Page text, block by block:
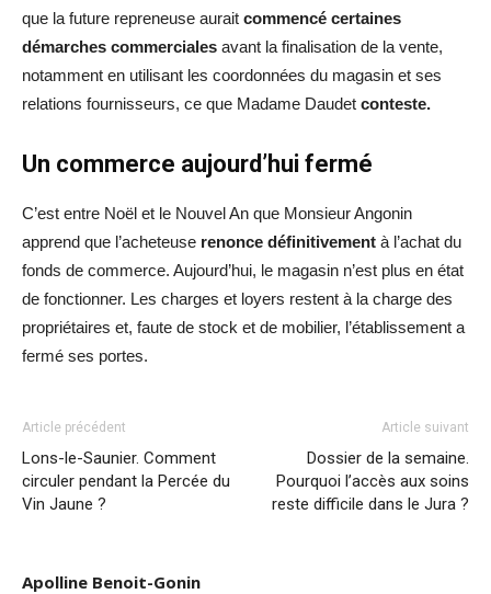
que la future repreneuse aurait commencé certaines
démarches commerciales avant la finalisation de la vente,
notamment en utilisant les coordonnées du magasin et ses
relations fournisseurs, ce que Madame Daudet conteste.
Un commerce aujourd’hui fermé
C’est entre Noël et le Nouvel An que Monsieur Angonin
apprend que l’acheteuse renonce définitivement à l’achat du
fonds de commerce. Aujourd’hui, le magasin n’est plus en état
de fonctionner. Les charges et loyers restent à la charge des
propriétaires et, faute de stock et de mobilier, l’établissement a
fermé ses portes.
Article précédent
Lons-le-Saunier. Comment
circuler pendant la Percée du
Vin Jaune ?
Article suivant
Dossier de la semaine.
Pourquoi l’accès aux soins
reste difficile dans le Jura ?
Apolline Benoit-Gonin